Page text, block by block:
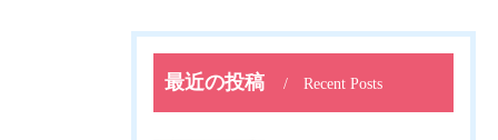
最近の投稿 Recent Posts